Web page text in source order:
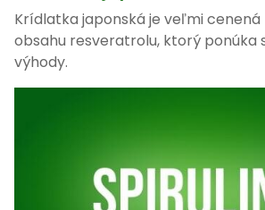
Krídlatka japonská je veľmi cenená
obsahu resveratrolu, ktorý ponúka
výhody.